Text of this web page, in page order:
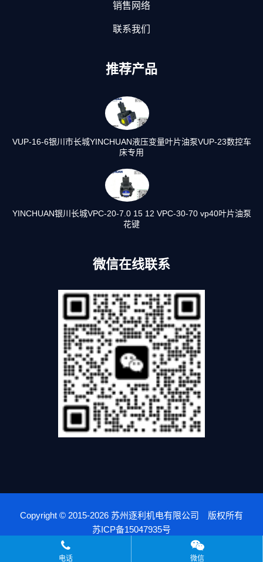
销售网络
联系我们
推荐产品
VUP-16-6银川市长城YINCHUAN液压变量叶片油泵VUP-23数控车
床专用
YINCHUAN银川长城VPC-20-7.0 15 12 VPC-30-70 vp40叶片油泵
花键
微信在线联系
Copyright © 2015-2026 苏州逐利机电有限公司 版权所有
苏ICP备15047935号
电话 微信